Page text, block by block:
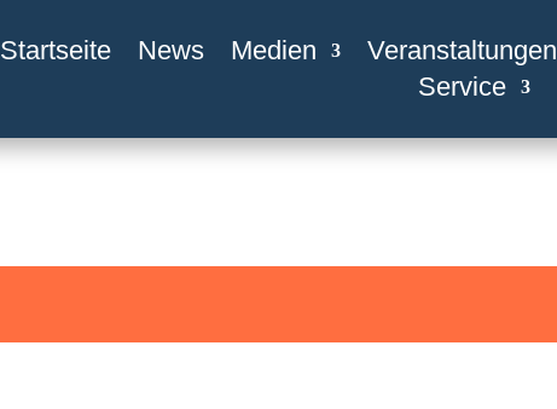
Startseite News Medien Veranstaltungen
Service